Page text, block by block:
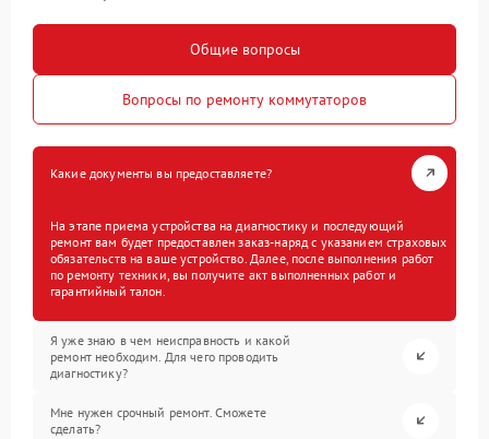
Общие вопросы
Вопросы по ремонту коммутаторов
Какие документы вы предоставляете?
На этапе приема устройства на диагностику и последующий
ремонт вам будет предоставлен заказ-наряд с указанием страховых
обязательств на ваше устройство. Далее, после выполнения работ
по ремонту техники, вы получите акт выполненных работ и
гарантийный талон.
Я уже знаю в чем неисправность и какой
ремонт необходим. Для чего проводить
диагностику?
Мне нужен срочный ремонт. Сможете
сделать?